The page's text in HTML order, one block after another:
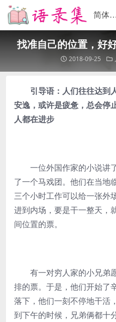
找准自己的位置，好
2018-09-25
引导语：人们往往达到
安逸，或许是疲惫，总会停
人都在进步
一位外国作家的小说讲
了一个马戏团。他们在当地
三个小时工作可以给一张外
进到内场，要是干一整天，
间位置的票。
有一对穷人家的小兄弟
排的票。于是，他们开始了
落下，他们一刻不停地干活
到下午的时候，兄弟俩都十